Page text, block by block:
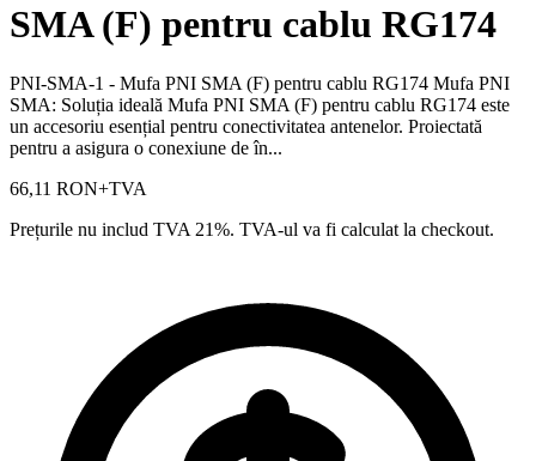
SMA (F) pentru cablu RG174
PNI-SMA-1 - Mufa PNI SMA (F) pentru cablu RG174 Mufa PNI
SMA: Soluția ideală Mufa PNI SMA (F) pentru cablu RG174 este
un accesoriu esențial pentru conectivitatea antenelor. Proiectată
pentru a asigura o conexiune de în...
66,11 RON+TVA
Prețurile nu includ TVA 21%. TVA-ul va fi calculat la checkout.